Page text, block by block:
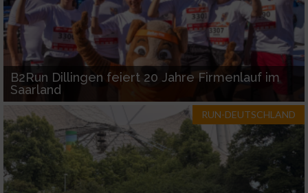
B2Run Dillingen feiert 20 Jahre Firmenlauf im
Saarland
RUN-DEUTSCHLAND
Werbung